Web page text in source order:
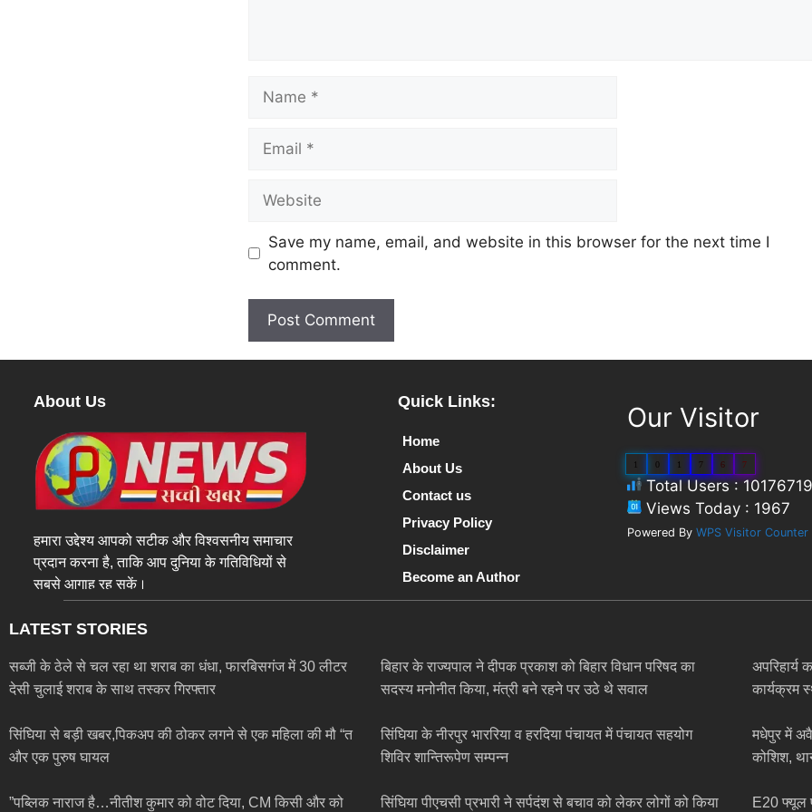
Save my name, email, and website in this browser for the next time I
comment.
About Us
हमारा उद्देश्य आपको सटीक और विश्वसनीय समाचार
प्रदान करना है, ताकि आप दुनिया के गतिविधियों से
सबसे आगाह रह सकें।
Quick Links:
Home
About Us
Contact us
Privacy Policy
Disclaimer
Become an Author
Our Visitor
1 0 1 7 6 7
Total Users : 10176719
Views Today : 1967
Powered By WPS Visitor Counter
LATEST STORIES
सब्जी के ठेले से चल रहा था शराब का धंधा, फारबिसगंज में 30 लीटर
देसी चुलाई शराब के साथ तस्कर गिरफ्तार
बिहार के राज्यपाल ने दीपक प्रकाश को बिहार विधान परिषद का
सदस्य मनोनीत किया, मंत्री बने रहने पर उठे थे सवाल
अपरिहार्य
कार्यक्रम
सिंघिया से बड़ी खबर,पिकअप की ठोकर लगने से एक महिला की मौ “त
और एक पुरुष घायल
सिंघिया के नीरपुर भाररिया व हरदिया पंचायत में पंचायत सहयोग
शिविर शान्तिरूपेण सम्पन्न
मधेपुर में
कोशिश,
”पब्लिक नाराज है…नीतीश कुमार को वोट दिया, CM किसी और को सिंघिया पीएचसी प्रभारी ने सर्पदंश से बचाव को लेकर लोगों को किया E20 फ्यूल